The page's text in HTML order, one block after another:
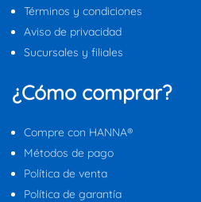
Términos y condiciones
Aviso de privacidad
Sucursales y filiales
¿Cómo comprar?
Compre con HANNA®
Métodos de pago
Política de venta
Política de garantía